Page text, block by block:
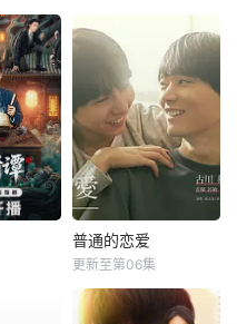
普通的恋爱
更新至第06集